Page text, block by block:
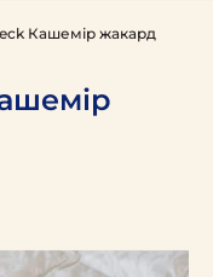
Кашемір жакард